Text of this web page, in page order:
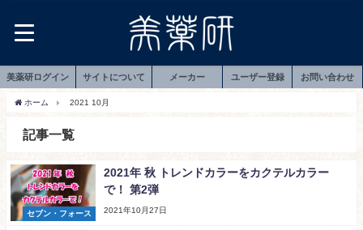
美薬研ログイン サイトについて メーカー ユーザー登録 お問い合わせ
ホーム 2021 10月
記事一覧
セブン・フォース
2021年 秋 トレンドカラーをカクテルカラー
で！ 第2弾
2021年10月27日